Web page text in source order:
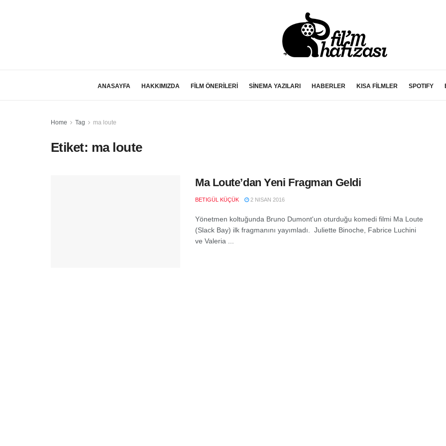
ANASAYFA HAKKIMIZDA FİLM ÖNERİLERİ SİNEMA YAZILARI HABERLER KISA FİLMLER SPOTIFY
Home Tag ma loute
Etiket: ma loute
Ma Loute’dan Yeni Fragman Geldi
BETIGÜL KÜÇÜK 2 NISAN 2016
Yönetmen koltuğunda Bruno Dumont'un oturduğu komedi filmi Ma Loute
(Slack Bay) ilk fragmanını yayımladı. Juliette Binoche, Fabrice Luchini
ve Valeria ...